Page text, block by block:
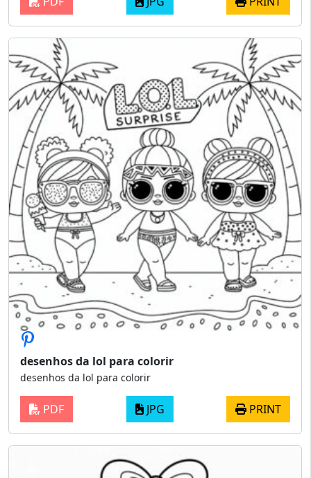
desenhos da lol para colorir
desenhos da lol para colorir
PDF JPG PRINT